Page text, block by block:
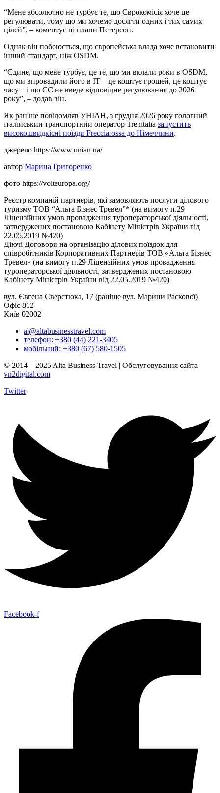
“Мене абсолютно не турбує те, що Єврокомісія хоче це
регулювати, тому що ми хочемо досягти одних і тих самих
цілей”, – коментує ці плани Петерсон.
Однак він побоюється, що європейська влада хоче встановити
інший стандарт, ніж OSDM.
“Єдине, що мене турбує, це те, що ми вклали роки в OSDM,
що ми впровадили його в ІТ – це коштує грошей, це коштує
часу – і що ЄС не введе відповідне регулювання до 2026
року”, – додав він.
Як раніше повідомляв УНІАН, з грудня 2026 року головний
італійський транспортний оператор Trenitalia запустить
високошвидкісні поїзди Frecciarossa до Німеччини.
джерело https://www.unian.ua/
автор Марина Григоренко
фото https://volteuropa.org/
Реєстр компаній партнерів, які замовляють послуги ділового
туризму ТОВ “Альта Бізнес Тревел”* (на вимогу п.29
Ліцензійних умов провадження туроператорської діяльності,
затверджених постановою Кабінету Міністрів України від
22.05.2019 №420)
Діючі Договори на організацію ділових поїздок для
співробітників Корпоративних Партнерів ТОВ «Альта Бізнес
Тревел» (на вимогу п.29 Ліцензійних умов провадження
туроператорської діяльності, затверджених постановою
Кабінету Міністрів України від 22.05.2019 №420)
вул. Євгена Сверстюка, 17 (раніше вул. Марини Раскової)
Офіс 812
Київ 02002
al@altabusinesstravel.com
телефон: +380 (44) 221-3405
мобільний: +380 (67) 580-1505
© 2014—2025 Alta Business Travel | Обслуговування сайта
vn2digital.com
Twitter
Facebook-f